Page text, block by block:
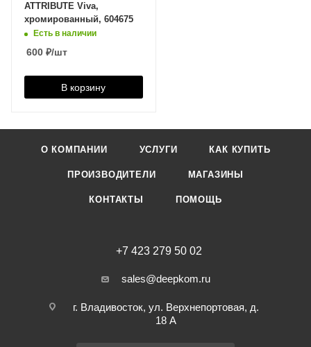
ATTRIBUTE Viva,
хромированный, 604675
Есть в наличии
600 ₽/шт
В корзину
О КОМПАНИИ УСЛУГИ КАК КУПИТЬ
ПРОИЗВОДИТЕЛИ МАГАЗИНЫ
КОНТАКТЫ ПОМОЩЬ
+7 423 279 50 02
sales@deepkom.ru
г. Владивосток, ул. Верхнепортовая, д.
18 А